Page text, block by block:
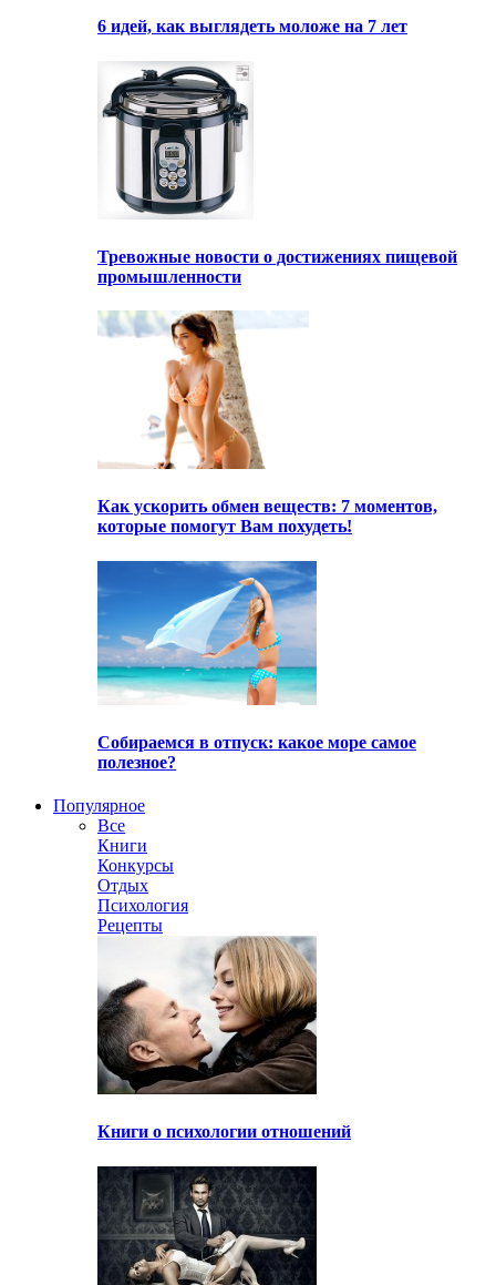
6 идей, как выглядеть моложе на 7 лет
Тревожные новости о достижениях пищевой
промышленности
Как ускорить обмен веществ: 7 моментов,
которые помогут Вам похудеть!
Собираемся в отпуск: какое море самое
полезное?
Популярное
Все
Книги
Конкурсы
Отдых
Психология
Рецепты
Книги о психологии отношений